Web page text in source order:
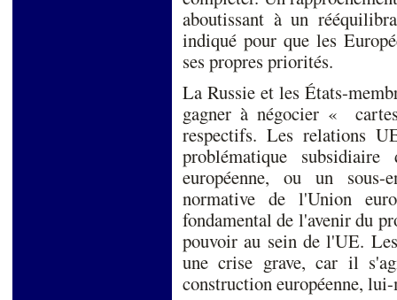
aboutissant à un
indiqué pour que les
ses propres priorités.
La Russie et les États-
gagner à négocier «
respectifs. Les relations
problématique
européenne, ou un sous-
normative de l'Union
fondamental de l'avenir du
pouvoir au sein de l'UE.
une crise grave, car il
construction européenne,